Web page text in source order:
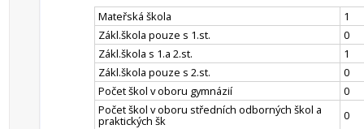
Mateřská škola
1
Zákl.škola pouze s 1.st.
0
Zákl.škola s 1.a 2.st.
1
Zákl.škola pouze s 2.st.
0
Počet škol v oboru gymnázií
0
Počet škol v oboru středních odborných škol a
praktických šk
0